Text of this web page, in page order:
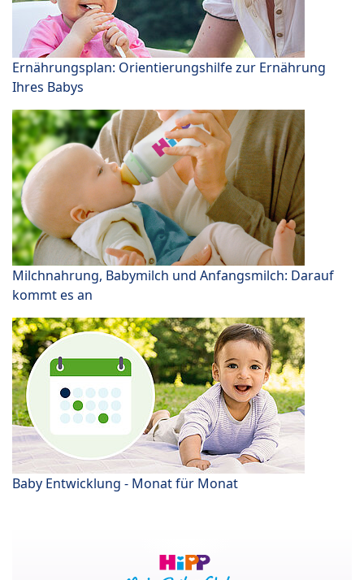
Ernährungsplan: Orientierungshilfe zur Ernährung
Ihres Babys
Milchnahrung, Babymilch und Anfangsmilch: Darauf
kommt es an
Baby Entwicklung - Monat für Monat